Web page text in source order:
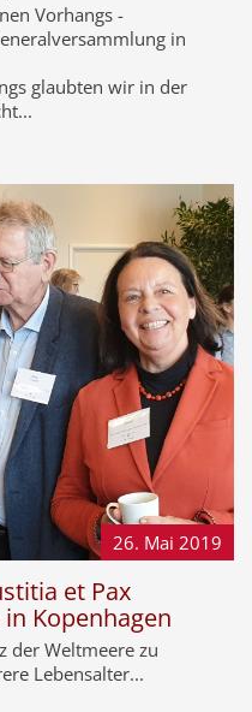
Vorhangs -
in
glaubten wir in der
26. Mai 2019
et Pax
Kopenhagen
der Weltmeere zu
Lebensalter...